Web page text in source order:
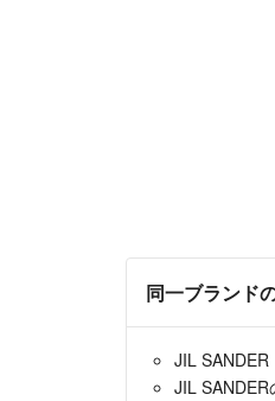
同一ブランド
JIL SANDER
JIL SANDER